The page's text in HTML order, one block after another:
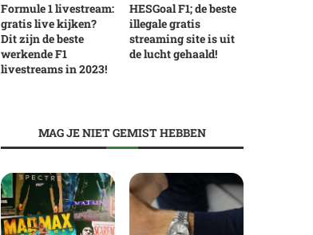
Formule 1 livestream:
gratis live kijken?
Dit zijn de beste
werkende F1
livestreams in 2023!
HESGoal F1; de beste
illegale gratis
streaming site is uit
de lucht gehaald!
MAG JE NIET GEMIST HEBBEN